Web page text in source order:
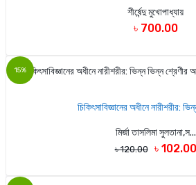
শীর্ষেন্দু মুখোপাধ্যায়
৳ 700.00
15%
চিকিৎসাবিজ্ঞানের অধীনে নারীশরীর:
মির্জা তাসলিমা সুলতানা,স...
৳ 120.00 ৳ 102.00